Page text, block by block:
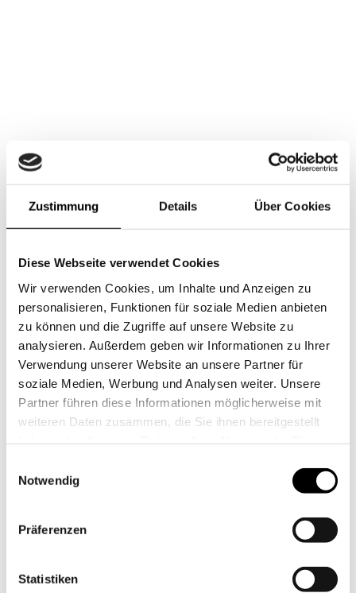
Zustimmung Details Über Cookies
Diese Webseite verwendet Cookies
Wir verwenden Cookies, um Inhalte und Anzeigen zu
personalisieren, Funktionen für soziale Medien anbieten
zu können und die Zugriffe auf unsere Website zu
analysieren. Außerdem geben wir Informationen zu Ihrer
Verwendung unserer Website an unsere Partner für
soziale Medien, Werbung und Analysen weiter. Unsere
Partner führen diese Informationen möglicherweise mit
weiteren Daten zusammen, die Sie ihnen bereitgestellt
Notwendig
Präferenzen
Statistiken